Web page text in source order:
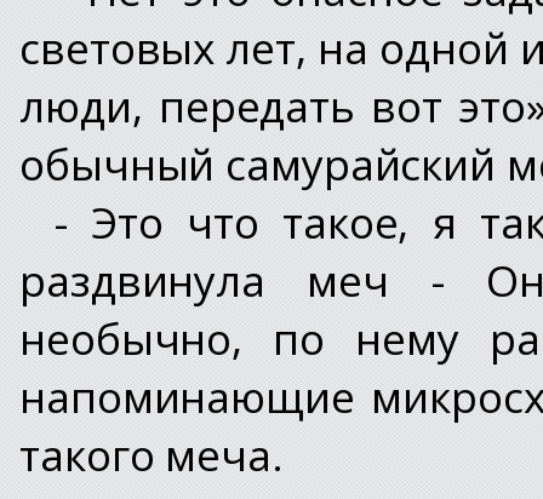
световых лет, на одной
люди, передать вот
обычный самурайский
- Это что такое, я
раздвинула меч -
необычно, по нему
напоминающие
такого меча.